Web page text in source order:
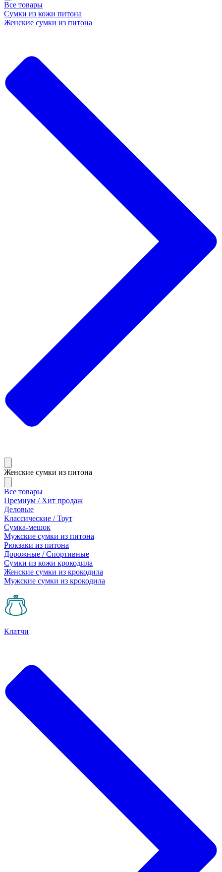
Все товары
Сумки из кожи питона
Женские сумки из питона
Женские сумки из питона
Все товары
Премиум / Хит продаж
Деловые
Классические / Тоут
Сумка-мешок
Мужские сумки из питона
Рюкзаки из питона
Дорожные / Спортивные
Сумки из кожи крокодила
Женские сумки из крокодила
Мужские сумки из крокодила
Клатчи